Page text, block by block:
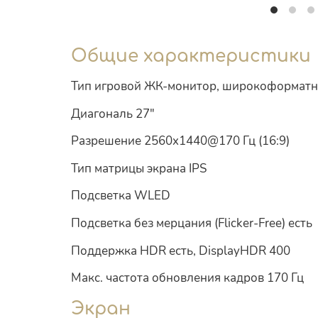
Общие характеристики
Тип игровой ЖК-монитор,
Диагональ 27"
Разрешение 2560x1440@170 Гц (16:9)
Тип матрицы экрана IPS
Подсветка WLED
Подсветка без мерцания (Flicker-Free) есть
Поддержка HDR есть, DisplayHDR 400
Макс. частота обновления кадров 170 Гц
Экран